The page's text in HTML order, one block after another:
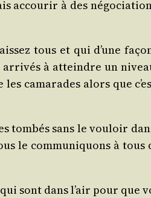
accou­rir à des
tous et qui d’une
arri­vés à atteindre un
cama­rades alors que
tom­bés sans le vou­loir
le com­mu­ni­quons à
sont dans l’air pour